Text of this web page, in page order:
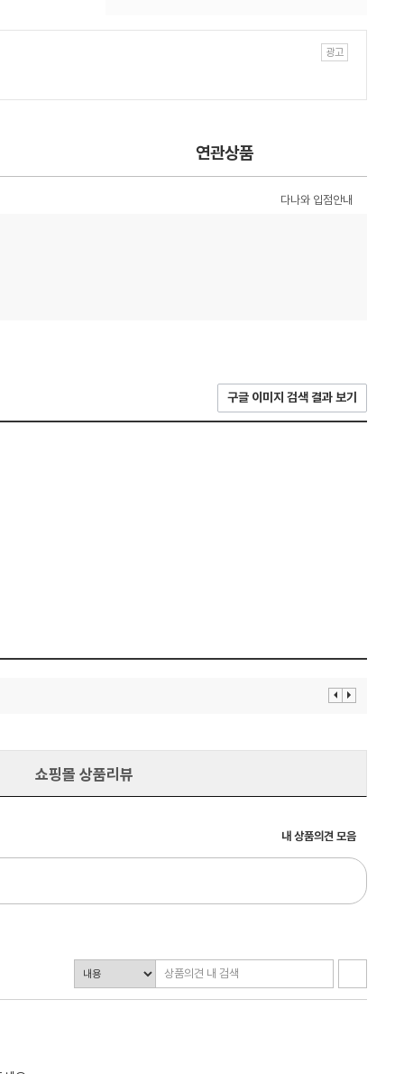
연관상품
다나와 입점안내
구글 이미지 검색 결과 보기
이 다
쇼핑몰 상품리뷰
내 상품의견 모음